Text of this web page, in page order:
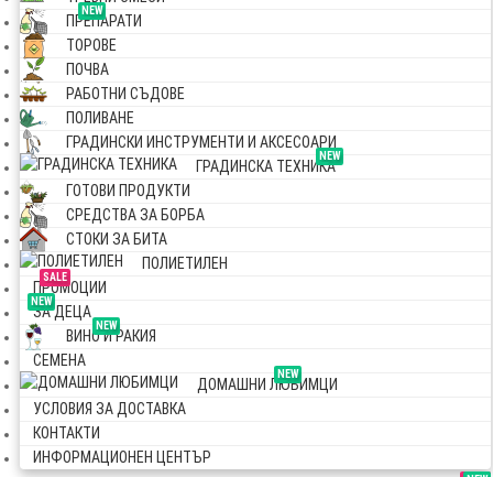
NEW
ПРЕПАРАТИ
ТОРОВЕ
ПОЧВА
РАБОТНИ СЪДОВЕ
ПОЛИВАНЕ
ГРАДИНСКИ ИНСТРУМЕНТИ И АКСЕСОАРИ
NEW
ГРАДИНСКА ТЕХНИКА
ГОТОВИ ПРОДУКТИ
СРЕДСТВА ЗА БОРБА
СТОКИ ЗА БИТА
ПОЛИЕТИЛЕН
SALE
ПРОМОЦИИ
NEW
ЗА ДЕЦА
NEW
ВИНО И РАКИЯ
СЕМЕНА
NEW
ДОМАШНИ ЛЮБИМЦИ
УСЛОВИЯ ЗА ДОСТАВКА
КОНТАКТИ
ИНФОРМАЦИОНЕН ЦЕНТЪР